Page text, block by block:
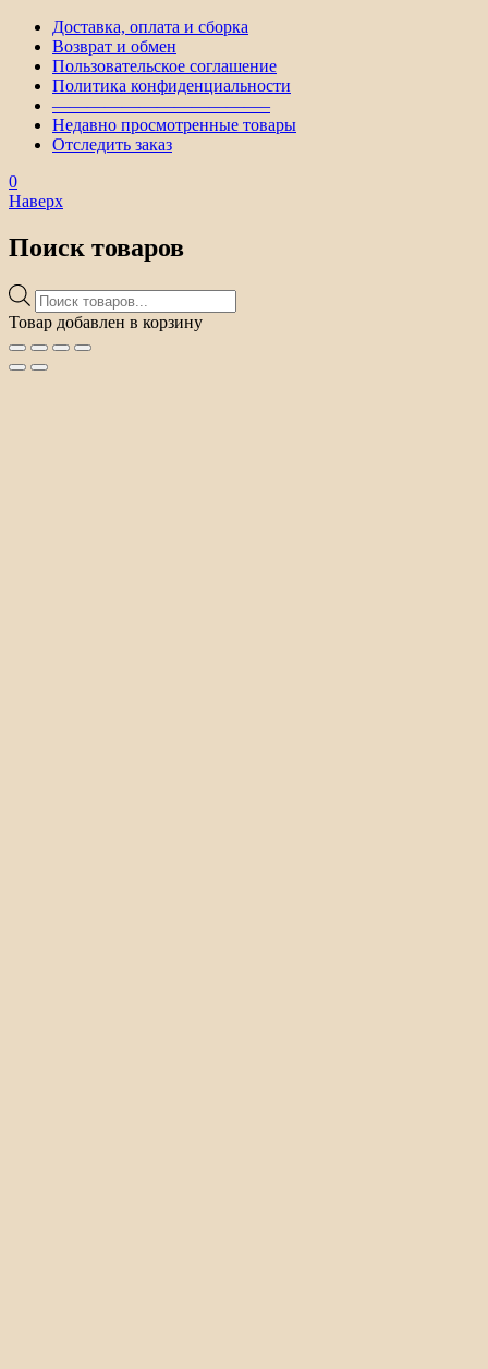
Доставка, оплата и сборка
Возврат и обмен
Пользовательское соглашение
Политика конфиденциальности
————————————–
Недавно просмотренные товары
Отследить заказ
0
Наверх
Поиск товаров
Поиск
товаров
Товар добавлен в корзину